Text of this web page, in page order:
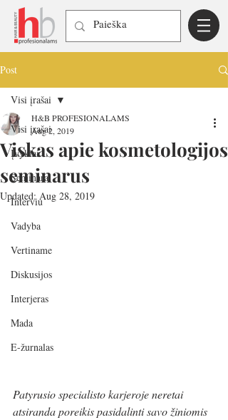
Post
Visi įrašai
Įvykiai
Seminarai
Interviu
Vadyba
Vertiname
Diskusijos
Interjeras
Mada
E-žurnalas
Visi įrašai
Viskas apie kosmetologijos
seminarus
H&B PROFESIONALAMS
Aug 2, 2019
Updated:Aug 28, 2019
Patyrusio specialisto karjeroje neretai
atsiranda poreikis pasidalinti savo žiniomis